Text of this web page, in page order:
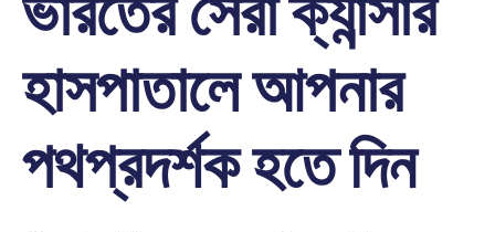
হাসপাতালে আপনার
পথপ্রদর্শক হতে দিন